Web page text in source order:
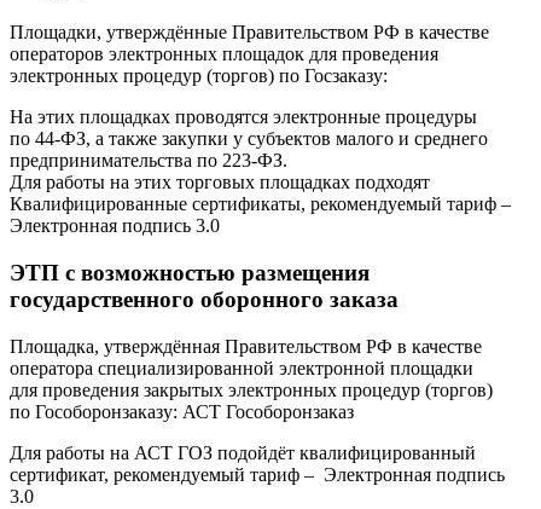
Площадки, утверждённые Правительством РФ в качестве
операторов электронных площадок для проведения
электронных процедур (торгов) по Госзаказу:
На этих площадках проводятся электронные процедуры
по 44-ФЗ, а также закупки у субъектов малого и среднего
предпринимательства по 223-ФЗ.
Для работы на этих торговых площадках подходят
Квалифицированные сертификаты, рекомендуемый тариф –
Электронная подпись 3.0
ЭТП с возможностью размещения
государственного оборонного заказа
Площадка, утверждённая Правительством РФ в качестве
оператора специализированной электронной площадки
для проведения закрытых электронных процедур (торгов)
по Гособоронзаказу: АСТ Гособоронзаказ
Для работы на АСТ ГОЗ подойдёт квалифицированный
сертификат, рекомендуемый тариф – Электронная подпись
3.0